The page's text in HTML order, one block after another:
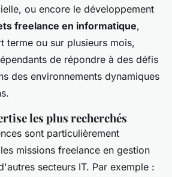
ou encore le développement
freelance en informatique,
terme ou sur plusieurs mois,
de répondre à des défis
des environnements dynamiques
les plus recherchés
sont particulièrement
missions freelance en gestion
secteurs IT. Par exemple :